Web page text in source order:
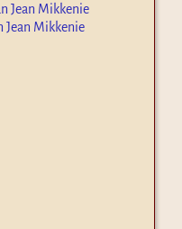
Jean Mikkenie
Jean Mikkenie